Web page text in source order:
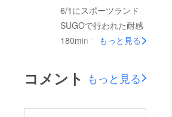
6/1にスポーツランド
SUGOで行われた耐感
180min 1st stageに参
ライバー4名、車両3台
で走行し、無事完走、
もっと見る
コメント もっと見る